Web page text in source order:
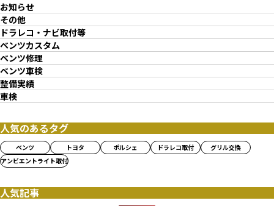
お知らせ
その他
ドラレコ・ナビ取付等
ベンツカスタム
ベンツ修理
ベンツ車検
整備実績
車検
人気のあるタグ
ベンツ トヨタ ポルシェ ドラレコ取付
グリル交換
アンビエントライト取付
人気記事